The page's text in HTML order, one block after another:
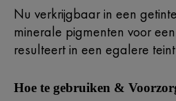
Nu verkrijgbaar in een
minerale pigmenten voor
resulteert in een egalere
Hoe te gebruiken &